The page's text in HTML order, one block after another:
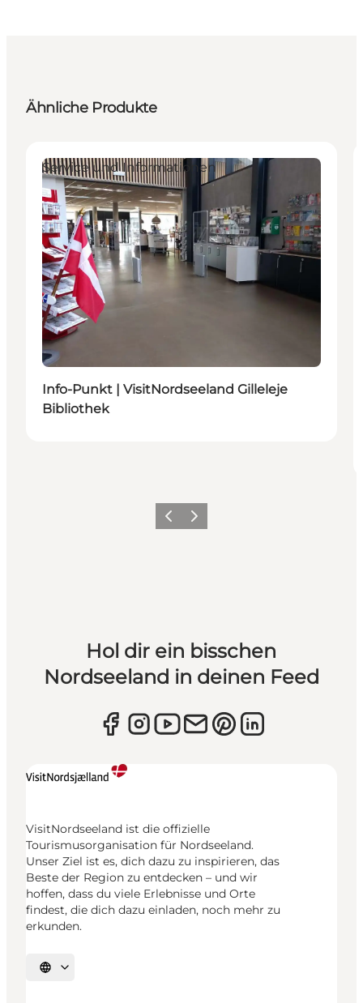
Ähnliche Produkte
Service und Informationen
Info-Punkt | VisitNordseeland Gilleleje
Bibliothek
ZurückWeiter
Hol dir ein bisschen
Nordseeland in deinen Feed
VisitNordseeland ist die offizielle
Tourismusorganisation für Nordseeland.
Unser Ziel ist es, dich dazu zu inspirieren, das
Beste der Region zu entdecken – und wir
hoffen, dass du viele Erlebnisse und Orte
findest, die dich dazu einladen, noch mehr zu
erkunden.
Sprache auswählen